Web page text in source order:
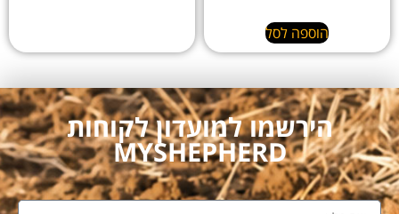
הוספה לסל
הירשמו למועדון לקוחות
MYSHEPHERD